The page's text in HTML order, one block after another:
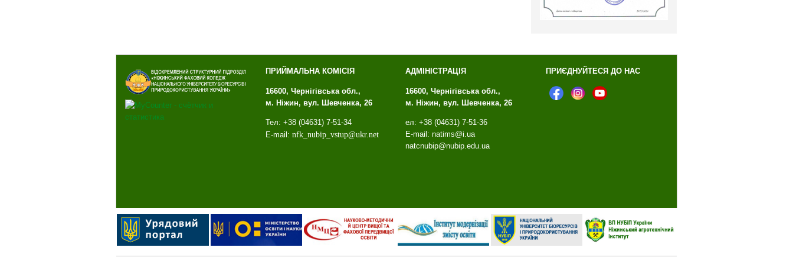
ПРИЙМАЛЬНА КОМІСІЯ
16600, Чернігівська обл.,
м. Ніжин, вул. Шевченка, 26
Тел: +38 (04631) 7-51-34
E-mail: nfk_ nubip_ vstup@ukr.net
АДМІНІСТРАЦІЯ
16600, Чернігівська обл.,
м. Ніжин, вул. Шевченка, 26
ел: +38 (04631) 7-51-36
E-mail: natims@i.ua
natcnubip@nubip.edu.ua
ПРИЄДНУЙТЕСЯ ДО НАС